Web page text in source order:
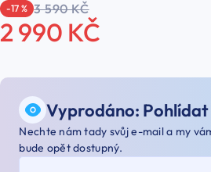
-17 % 3 590 KČ
2 990 KČ
Vyprodáno:
Nechte nám tady svůj e-mail a my
bude opět dostupný.